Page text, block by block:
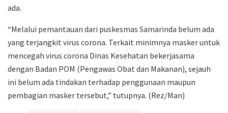
ada.
“Melalui pemantauan dari puskesmas Samarinda belum ada
yang terjangkit virus corona. Terkait minimnya masker untuk
mencegah virus corona Dinas Kesehatan bekerjasama
dengan Badan POM (Pengawas Obat dan Makanan), sejauh
ini belum ada tindakan terhadap penggunaan maupun
pembagian masker tersebut,” tutupnya. (Rez/Man)